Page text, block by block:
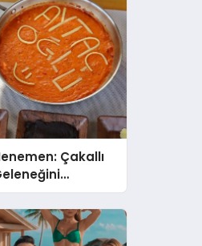
Çakallı
İşletmesi